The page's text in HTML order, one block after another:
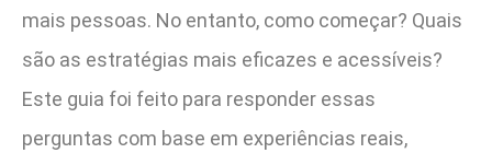
mais pessoas. No entanto, como começar? Quais
são as estratégias mais eficazes e acessíveis?
Este guia foi feito para responder essas
perguntas com base em experiências reais,